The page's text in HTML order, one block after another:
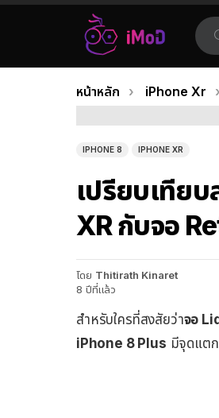
ค้นหา:
เรื่อง
ล่าสุด
คุณอยู่ที่นี่:
หน้าหลัก iPhone Xr
IPHONE 8 IPHONE XR
เปรียบเทีย
XR กับจอ
โดย Thitirath Kinaret
8 ปีที่แล้ว
สำหรับใครที่สงสัยว่าจอ
iPhone 8 Plus มีจุดแต